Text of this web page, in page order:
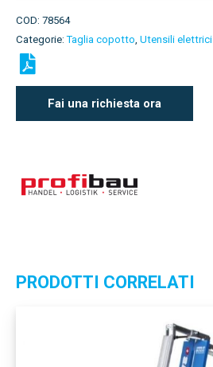
COD: 78564
Categorie:Taglia copotto Utensili elettrici
Fai una richiesta ora
PRODOTTI CORRELATI